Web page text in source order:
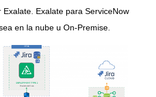
Exalate para ServiceNow
en la nube u On-Premise.